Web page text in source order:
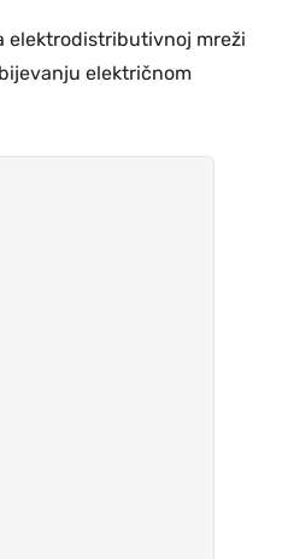
elektrodistributivnoj mreži
električnom